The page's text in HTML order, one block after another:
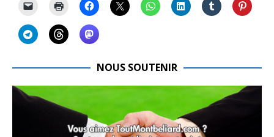
NOUS SOUTENIR